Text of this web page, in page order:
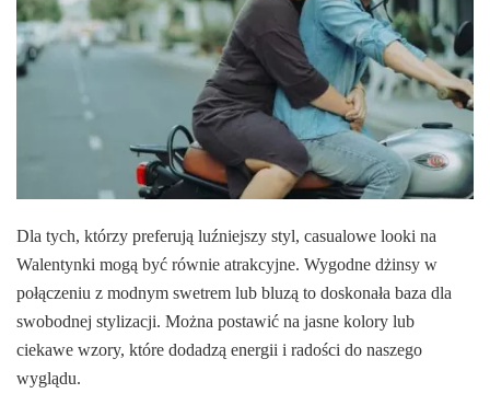
Dla tych, którzy preferują luźniejszy styl, casualowe looki na
Walentynki mogą być równie atrakcyjne. Wygodne dżinsy w
połączeniu z modnym swetrem lub bluzą to doskonała baza dla
swobodnej stylizacji. Można postawić na jasne kolory lub
ciekawe wzory, które dodadzą energii i radości do naszego
wyglądu.